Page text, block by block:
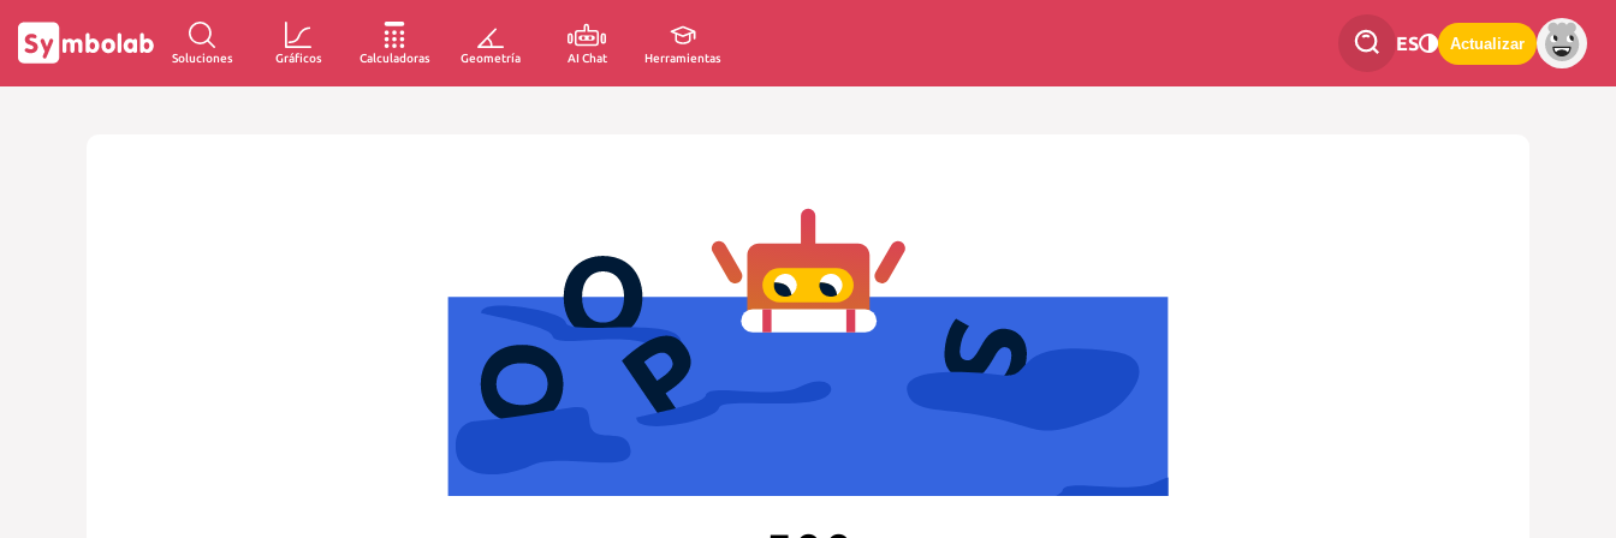
Soluciones Gráficos Calculadoras Geometría AI Chat Herramientas
ES Actualizar